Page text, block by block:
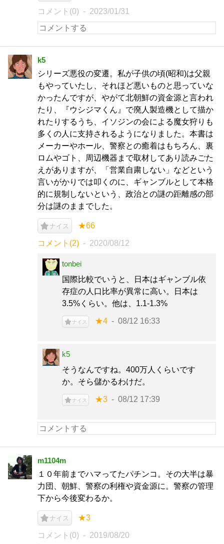
コメント(0) 2023/01/31
k5
シリーズ悪役の変遷。私が子供の頃(昭和)は父親
もやっていたし、それほど悪いものと思っていな
かったんですが、やがて北朝鮮の資金源と言われ
たり、『ウシジマくん』で廃人製造機として描か
れたりするうち、イソジンの会による魔女狩りも
多くの人に支持されるようになりました。本書は
メーカーやホール、警察との癒着はもちろん、裏
ロムやゴト、周辺機器まで取材してあり読みごた
えがありますが、「営業自粛しない」などという
言いがかりでは叩くのに、ギャンブルとして本格
的に規制しないという、政治との謎の距離感の部
分は謎のままでした。
ナイス ★66
コメント(2) 2020/08/12
tonbei
国際比較でいうと、日本はギャンブル依
存症の人口比率が異常に高い。日本は
3.5%くらい。他は、1.1-1.3%
ナイス ★4 08/12 16:33
k5
そうなんですね。400万人くらいです
か。そら儲かるわけだ。
ナイス ★3 08/12 17:39
m1104m
１０年前までハマってたパチンコ。その大半は暴
力団、朝鮮、警察の利権や資金源に。警察の管理
下から今後変わるか。
ナイス ★3
コメント(0) 2019/08/20